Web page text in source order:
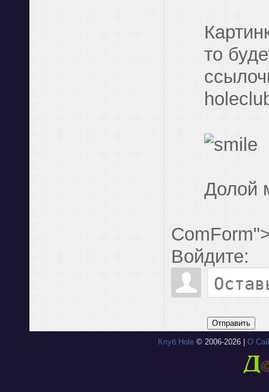
то
Долой
Войдите:
Отправить
Клуб Hole© 2006-2026 | О